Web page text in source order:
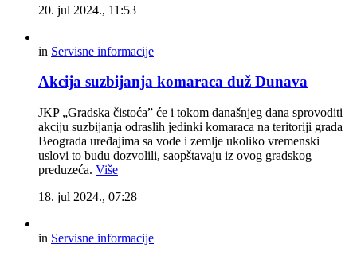
20. jul 2024., 11:53
in Servisne informacije
Akcija suzbijanja komaraca duž Dunava
JKP „Gradska čistoća” će i tokom današnjeg dana sprovoditi
akciju suzbijanja odraslih jedinki komaraca na teritoriji grada
Beograda uređajima sa vode i zemlje ukoliko vremenski
uslovi to budu dozvolili, saopštavaju iz ovog gradskog
preduzeća. Više
18. jul 2024., 07:28
in Servisne informacije